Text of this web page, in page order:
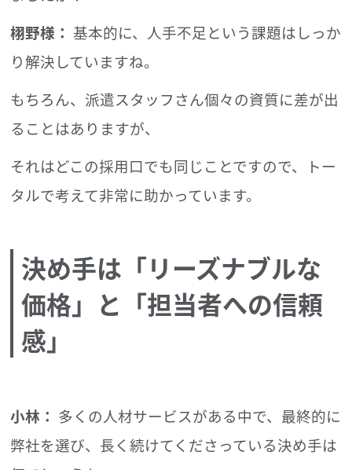
栩野様： 基本的に、人手不足という課題はしっか
り解決していますね。
もちろん、派遣スタッフさん個々の資質に差が出
ることはありますが、
それはどこの採用口でも同じことですので、トー
タルで考えて非常に助かっています。
決め手は「リーズナブルな
価格」と「担当者への信頼
感」
小林： 多くの人材サービスがある中で、最終的に
弊社を選び、長く続けてくださっている決め手は